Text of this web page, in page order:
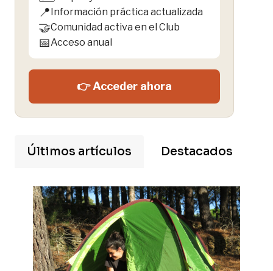
📍 Información práctica actualizada
🤝Comunidad activa en el Club
📅Acceso anual
👉 Acceder ahora
Últimos artículos Destacados